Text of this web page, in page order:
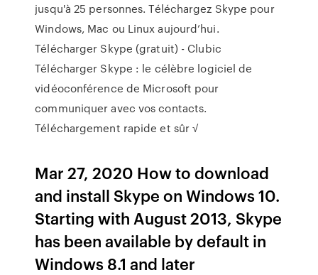
jusqu'à 25 personnes. Téléchargez Skype pour
Windows, Mac ou Linux aujourd’hui.
Télécharger Skype (gratuit) - Clubic
Télécharger Skype : le célèbre logiciel de
vidéoconférence de Microsoft pour
communiquer avec vos contacts.
Téléchargement rapide et sûr √
Mar 27, 2020 How to download
and install Skype on Windows 10.
Starting with August 2013, Skype
has been available by default in
Windows 8.1 and later